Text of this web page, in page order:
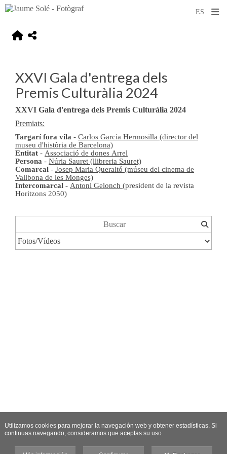
XXVI Gala d'entrega dels
Premis Culturàlia 2024
XXVI Gala d'entrega dels Premis Culturàlia 2024
Premiats:
Targarí fora vila - Carlos García Hermosilla (director del
museu d'història de Barcelona)
Entitat - Associació de dones Arrel
Persona - Núria Sauret (llibreria Sauret)
Comarcal - Josep Maria Queraltó (múseu del cinema de
Vallbona de les Monges)
Intercomarcal - Antoni Gelonch (president de la revista
Horitzons 2050)
Utilizamos cookies para mejorar la navegación web y obtener estadísticas. Si
continuas navegando, consideramos que aceptas su uso.